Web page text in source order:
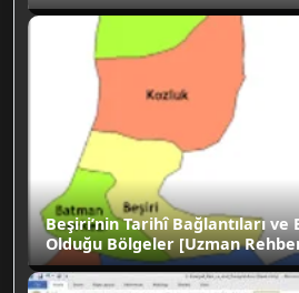
Beşiri’nin Tarihî Bağlantıları ve
Olduğu Bölgeler [Uzman